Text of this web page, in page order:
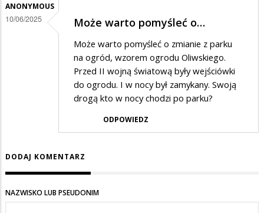
a
ANONYMOUS
10/06/2025 Może warto pomyśleć o…
Może warto pomyśleć o zmianie z parku
na ogród, wzorem ogrodu Oliwskiego.
Przed II wojną światową były wejściówki
do ogrodu. I w nocy był zamykany. Swoją
drogą kto w nocy chodzi po parku?
ODPOWIEDZ
DODAJ KOMENTARZ
NAZWISKO LUB PSEUDONIM